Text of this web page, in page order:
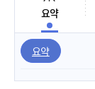
요약
요약